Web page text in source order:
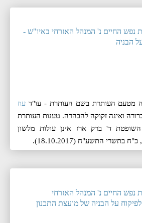
17 - עמותת נפש החיים נ' המנהל האזרחי באיו"ש -
הבניה
מטעם העותרת בשם העותרת - עו"ד עוז
ואינה זקוקה להבהרה. טענות העותרת
ד' ברק ארז אינן עולות מלשון
התשע"ח (‏18.10.2017).
17 - עמותת נפש החיים נ' המנהל האזרחי
על הבניה של מועצת התכנון